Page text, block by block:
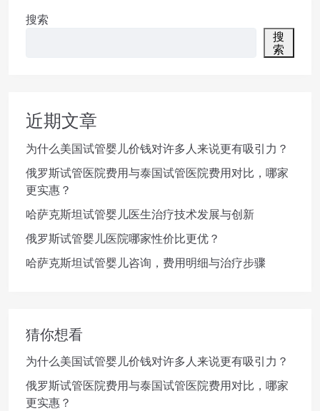
搜索
搜
索
近期文章
为什么美国试管婴儿价钱对许多人来说更有吸引力？
俄罗斯试管医院费用与泰国试管医院费用对比，哪家
更实惠？
哈萨克斯坦试管婴儿医生治疗技术发展与创新
俄罗斯试管婴儿医院哪家性价比更优？
哈萨克斯坦试管婴儿咨询，费用明细与治疗步骤
猜你想看
为什么美国试管婴儿价钱对许多人来说更有吸引力？
俄罗斯试管医院费用与泰国试管医院费用对比，哪家
更实惠？